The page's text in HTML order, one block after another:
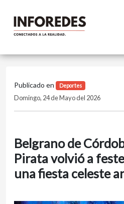
Publicado en Deportes
Domingo, 24 de Mayo del 2026
Belgrano de
Pirata volvió a
una fiesta celeste